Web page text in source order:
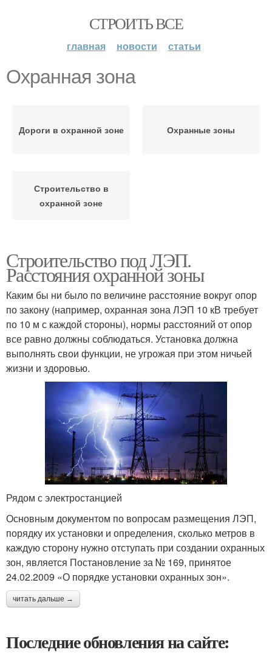
СТРОИТЬ ВСЕ
главная новости статьи
Охранная зона
Дороги в охранной зоне Охранные зоны
Строительство в
охранной зоне
Строительство под ЛЭП.
Расстояния охранной зоны
Каким бы ни было по величине расстояние вокруг опор
по закону (например, охранная зона ЛЭП 10 кВ требует
по 10 м с каждой стороны), нормы расстояний от опор
все равно должны соблюдаться. Установка должна
выполнять свои функции, не угрожая при этом ничьей
жизни и здоровью.
Рядом с электростанцией
Основным документом по вопросам размещения ЛЭП,
порядку их установки и определения, сколько метров в
каждую сторону нужно отступать при создании охранных
зон, является Постановление за № 169, принятое
24.02.2009 «О порядке установки охранных зон».
читать дальше →
Последние обновления на сайте: